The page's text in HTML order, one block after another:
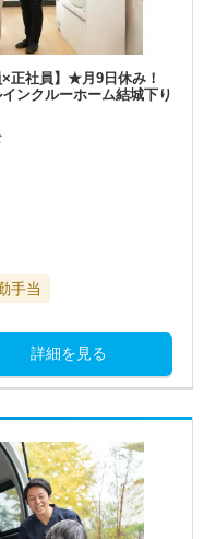
×正社員】★月9日休み！
ンクルーホーム結城下り
手当
詳細を見る